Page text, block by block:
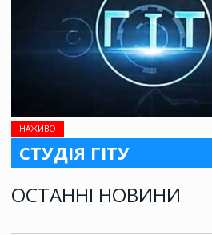
НАЖИВО
СТУДІЯ ГІТУ
ОСТАННІ НОВИНИ